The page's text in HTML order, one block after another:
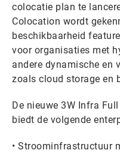
colocatie plan te
Colocation wordt
beschikbaarheid
voor organisaties met
andere dynamische en
zoals cloud storage en
De nieuwe 3W Infra
biedt de volgende
• Stroominfrastructuur